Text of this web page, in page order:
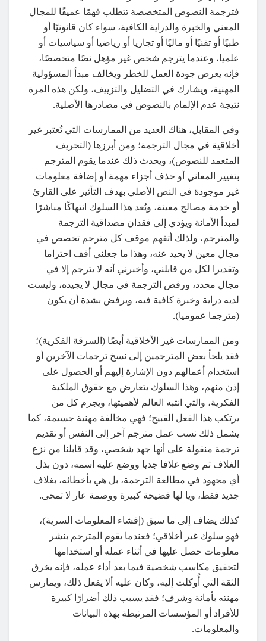
فترجمة النصوص المتخصصة تتطلب فهمًا عميقًا للمجال
المعني والخبرة والدراية الكافية، سواء كان قانونيًا أو
طبيًا أو تقنيًا أو ماليًا أو تجاريا أو رياضيا أو سياسيات أو
علميا، وعندما يترجم شخص غير مؤهل نصًا متخصصًا،
فإنه يعرض جودة العمل للخطر ويخالف مبدأ المسؤولية
المهنية، ويشارك في التضليل والتزييف، ولكن هذه المرة
نتيجة عدم الإلمام بالنصوص في مصادرها الأصلية.
وفي المقابل، هناك العديد من الممارسات التي تُعتبر غير
أخلاقية في مجال الترجمة؛ ومن أبرزها (التحريف
المتعمد للنصوص)، ويحدث ذلك عندما يقوم المترجم
بتغيير المعاني أو حذف أجزاء مهمة أو إضافة معلومات
غير موجودة في النص الأصلي بهدف التأثير على القارئ
أو خدمة مصالح معينة، ويُعد هذا السلوك انتهاكًا مباشرًا
لمبدأ الأمانة ويؤدي إلى فقدان مصداقية الترجمة
والمترجم، ولذلك أتفهم موقف كل مترجم تخصص في
مجال معين لا يحيد عنه، وهذا ما جعلني أقف احتراما
وتقديرا لكل من قابلني، وأخبرني أنه لا يترجم إلا في
مجال محدد، ورفض الترجمة في مجال لا يجيده، وليست
لديه دراية وخبرة كافية فيه، ويرفض بشدة أن يكون
(مترجما عموميا).
ومن الممارسات غير الأخلاقية أيضًا (السرقة الفكرية)؛
فقد يلجأ بعض المترجمين إلى نسخ ترجمات الآخرين أو
استخدام أعمالهم دون الإشارة إليهم أو الحصول على
إذن منهم، وهذا السلوك يتعارض مع حقوق الملكية
الفكرية، والتي انتبه العالم لأهميتها، ويجرم كل من
يرتكب هذا الفعل القبيح؛ فهي مخالفة مهنية جسيمة، كما
يشمل ذلك نسب عمل مترجم آخر إلى النفس أو تقديم
ترجمة منقولة على أنها جهد شخصي، وقد قابلنا من نزع
الغلاف ثم وضع غلافا جديا ووضع عليه اسمه، دون بذل
أي مجهود في مطالعة الترجمة، بل هي بأخطائه، بغلاف
جديد فقط، ويا لها فضيحة كبيرة ووصمة عار لا تمحى.
كذلك يضاف إلى ما سبق (إفشاء المعلومات السرية)،
فهو سلوك غير أخلاقي؛ فعندما يقوم المترجم بنشر
معلومات حصل عليها في أثناء عمله أو استخدامها
لتحقيق مكاسب شخصية فيما بعد أداء عمله، فإنه يخرق
الثقة التي أُوكلت إليه، وكان عليه ألا يفعل ذلك، ويمارس
مهنته بأمانة وشرف؛ فقد يسبب ذلك أضرارًا كبيرة
للأفراد أو المؤسسات المرتبطة بهذه البيانات
والمعلومات.